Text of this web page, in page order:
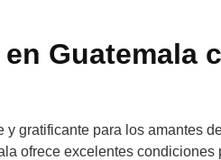
Guatemala
gratificante para los amantes
ofrece excelentes condiciones